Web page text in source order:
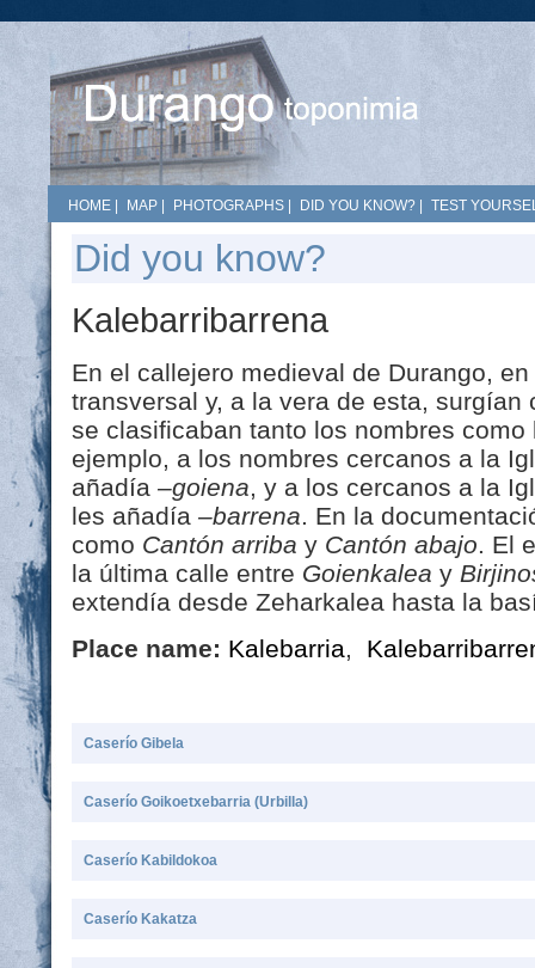
HOME MAP PHOTOGRAPHS DID YOU KNOW? TEST
Did you know?
Kalebarribarrena
En el callejero medieval de Durango,
transversal y, a la vera de esta,
se clasificaban tanto los nombres
ejemplo, a los nombres cercanos a la
añadía –goiena, y a los cercanos a la
les añadía –barrena. En la
como Cantón arriba y Cantón abajo. El
la última calle entre Goienkalea y
extendía desde Zeharkalea hasta la
Place name: Kalebarria,
Caserío Gibela
Caserío Goikoetxebarria (Urbilla)
Caserío Kabildokoa
Caserío Kakatza